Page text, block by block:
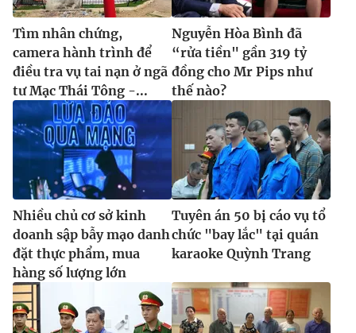
Tìm nhân chứng,
camera hành trình để
điều tra vụ tai nạn ở ngã
tư Mạc Thái Tông -...
Nguyễn Hòa Bình đã
“rửa tiền" gần 319 tỷ
đồng cho Mr Pips như
thế nào?
Nhiều chủ cơ sở kinh
doanh sập bẫy mạo danh
đặt thực phẩm, mua
hàng số lượng lớn
Tuyên án 50 bị cáo vụ tổ
chức "bay lắc" tại quán
karaoke Quỳnh Trang